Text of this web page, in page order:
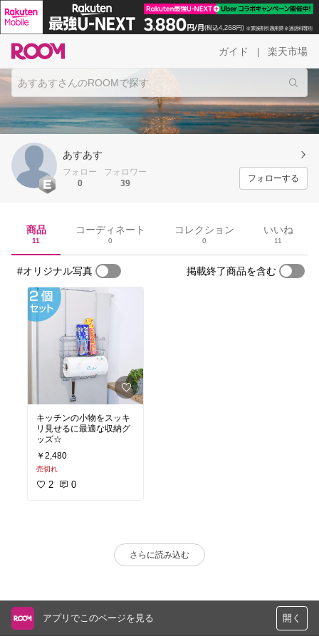
ガイド 楽天市場
あすあす
フォロー
0
フォロワー
39
フォローする
商品
11
コーディネート
0
コレクション
0
いいね
11
#オリジナル写真 掲載終了商品を含む
キッチンの小物をスッキ
リ見せるに最適な収納グ
ッズ☆
￥2,480
売切れ
2 0
さらに読み込む
アプリでこのページを見る 開く